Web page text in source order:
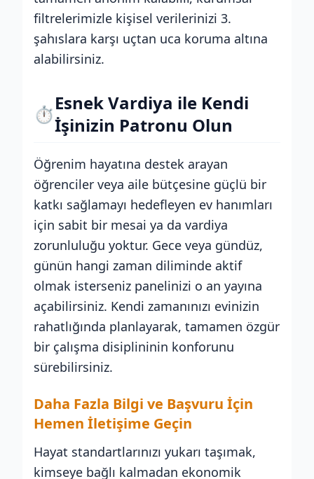
filtrelerimizle kişisel verilerinizi 3.
şahıslara karşı uçtan uca koruma altına
alabilirsiniz.
⏱️Esnek Vardiya ile Kendi
İşinizin Patronu Olun
Öğrenim hayatına destek arayan
öğrenciler veya aile bütçesine güçlü bir
katkı sağlamayı hedefleyen ev hanımları
için sabit bir mesai ya da vardiya
zorunluluğu yoktur. Gece veya gündüz,
günün hangi zaman diliminde aktif
olmak isterseniz panelinizi o an yayına
açabilirsiniz. Kendi zamanınızı evinizin
rahatlığında planlayarak, tamamen özgür
bir çalışma disiplininin konforunu
sürebilirsiniz.
Daha Fazla Bilgi ve Başvuru İçin
Hemen İletişime Geçin
Hayat standartlarınızı yukarı taşımak,
kimseye bağlı kalmadan ekonomik